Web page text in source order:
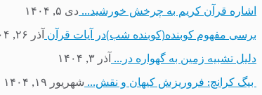
اشاره قرآن کریم به چرخش خورشید… دی ۵, ۱۴۰۴
برسی مفهوم کوبنده(کوبنده شب)در آیات قرآن آذر ۲۶, ۱۴۰۴
دلیل تشبیه زمین به گهواره در… آذر ۳, ۱۴۰۴
بیگ کرانچ: فروریزش کیهان و نقش… شهریور ۱۹, ۱۴۰۴